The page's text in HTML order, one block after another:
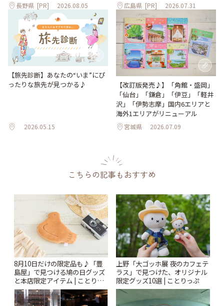
長野県 [PR] 2026.08.05 広島県 [PR] 2026.07.31
【旅先診断】あなたの“いま”にぴ
ったりな旅先が見つかる♪
2026.05.15
【改訂版発売♪】「角館・盛岡」
「仙台」「鎌倉」「伊豆」「軽井
沢」「伊勢志摩」国内6エリアと
海外1エリアがリニューアル
宮城県 2026.07.09
こちらの記事もおすすめ
8月10日だけの限定品も♪「豊
島屋」で見つける鳩の日グッズ
と本店限定アイテム | ことりっ
ぷ
上野「大ゴッホ展 夜のカフェテ
ラス」で見つけた、オリジナル
限定グッズ10選 | ことりっぷ